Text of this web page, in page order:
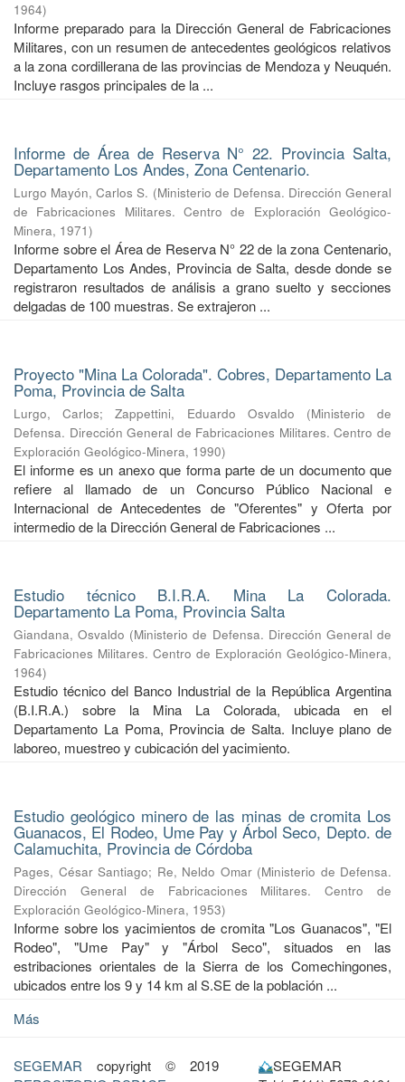
1964)
Informe preparado para la Dirección General de Fabricaciones
Militares, con un resumen de antecedentes geológicos relativos
a la zona cordillerana de las provincias de Mendoza y Neuquén.
Incluye rasgos principales de la ...
Informe de Área de Reserva N° 22. Provincia Salta,
Departamento Los Andes, Zona Centenario.
Lurgo Mayón, Carlos S. (Ministerio de Defensa. Dirección General
de Fabricaciones Militares. Centro de Exploración Geológico-
Minera, 1971)
Informe sobre el Área de Reserva N° 22 de la zona Centenario,
Departamento Los Andes, Provincia de Salta, desde donde se
registraron resultados de análisis a grano suelto y secciones
delgadas de 100 muestras. Se extrajeron ...
Proyecto "Mina La Colorada". Cobres, Departamento La
Poma, Provincia de Salta
Lurgo, Carlos;Zappettini, Eduardo Osvaldo (Ministerio de
Defensa. Dirección General de Fabricaciones Militares. Centro de
Exploración Geológico-Minera, 1990)
El informe es un anexo que forma parte de un documento que
refiere al llamado de un Concurso Público Nacional e
Internacional de Antecedentes de "Oferentes" y Oferta por
intermedio de la Dirección General de Fabricaciones ...
Estudio técnico B.I.R.A. Mina La Colorada.
Departamento La Poma, Provincia Salta
Giandana, Osvaldo (Ministerio de Defensa. Dirección General de
Fabricaciones Militares. Centro de Exploración Geológico-Minera,
1964)
Estudio técnico del Banco Industrial de la República Argentina
(B.I.R.A.) sobre la Mina La Colorada, ubicada en el
Departamento La Poma, Provincia de Salta. Incluye plano de
laboreo, muestreo y cubicación del yacimiento.
Estudio geológico minero de las minas de cromita Los
Guanacos, El Rodeo, Ume Pay y Árbol Seco, Depto. de
Calamuchita, Provincia de Córdoba
Pages, César Santiago; Re, Neldo Omar (Ministerio de Defensa.
Dirección General de Fabricaciones Militares. Centro de
Exploración Geológico-Minera, 1953)
Informe sobre los yacimientos de cromita "Los Guanacos", "El
Rodeo", "Ume Pay" y "Árbol Seco", situados en las
estribaciones orientales de la Sierra de los Comechingones,
ubicados entre los 9 y 14 km al S.SE de la población ...
Más
SEGEMAR copyright © 2019
SEGEMAR